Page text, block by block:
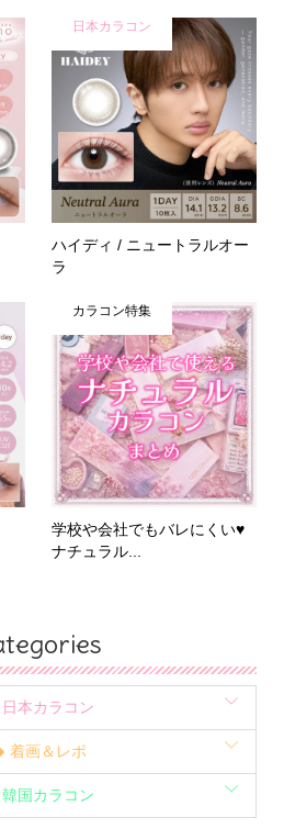
日本カラコン
ハイディ / ニュートラルオー
ラ
カラコン特集
学校や会社でもバレにくい♥
ナチュラル...
日本カラコン
着画＆レポ
韓国カラコン